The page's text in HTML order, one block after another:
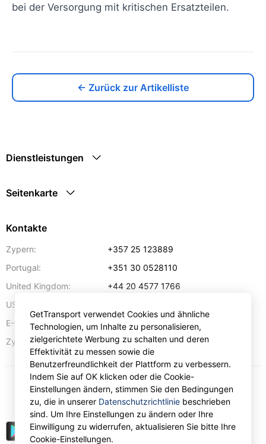
bei der Versorgung mit kritischen Ersatzteilen.
← Zurück zur Artikelliste
Dienstleistungen
Seitenkarte
Kontakte
Zypern:
+357 25 123889
Portugal:
+351 30 0528110
United Kingdom:
+44 20 4577 1766
USA:
E-Mail-Addresse:
info@gettransport.com
Zypern:
57 Spyrou Kyprianou,Lanarka
EUR
GetTransport verwendet Cookies und ähnliche
Technologien, um Inhalte zu personalisieren,
zielgerichtete Werbung zu schalten und deren
Effektivität zu messen sowie die
Benutzerfreundlichkeit der Plattform zu verbessern.
Indem Sie auf OK klicken oder die Cookie-
Einstellungen ändern, stimmen Sie den Bedingungen
zu, die in unserer Datenschutzrichtlinie beschrieben
sind. Um Ihre Einstellungen zu ändern oder Ihre
Einwilligung zu widerrufen, aktualisieren Sie bitte Ihre
Cookie-Einstellungen.